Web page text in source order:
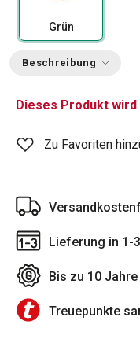
Grün
Beschreibung
Dieses Produkt
Zu Favoriten
Lieferung in 1-
Bis zu 10
Treuepunkte